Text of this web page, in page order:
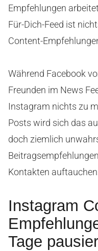
Empfehlungen
Für-Dich-Feed ist
Content-
Während Facebook
Freunden im News
Instagram nichts zu
Posts wird sich das
doch ziemlich
Kontakten
Instagram
Tage